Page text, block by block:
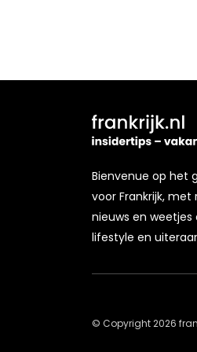
Bienvenue op het
voor Frankrijk, met
nieuws en
lifestyle en
© Copyright 2026